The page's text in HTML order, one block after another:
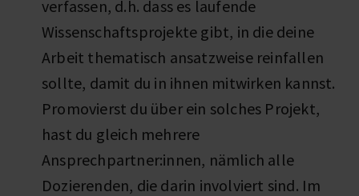
verfassen, d.h. dass es laufende
Wissenschaftsprojekte gibt, in die deine
Arbeit thematisch ansatzweise reinfallen
sollte, damit du in ihnen mitwirken kannst.
Promovierst du über ein solches Projekt,
hast du gleich mehrere
Ansprechpartner:innen, nämlich alle
Dozierenden, die darin involviert sind. Im